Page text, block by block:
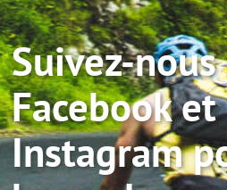
Suivez-
Facebook et
Instagram